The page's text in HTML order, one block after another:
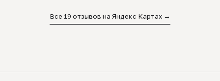
Все 19 отзывов на Яндекс Картах →